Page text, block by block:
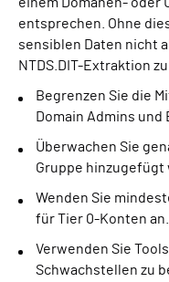
entsprechen. Ohne
sensiblen Daten nicht
NTDS.DIT-Extraktion
Begrenzen Sie die
Domain Admins und
Überwachen Sie
Gruppe hinzugefügt
Wenden Sie
für Tier 0-Konten an.
Verwenden Sie
Schwachstellen zu